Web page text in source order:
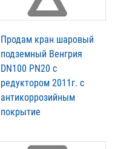
Продам кран шаровый
подземный Венгрия
DN100 PN20 с
редуктором 2011г. с
антикоррозийным
покрытие